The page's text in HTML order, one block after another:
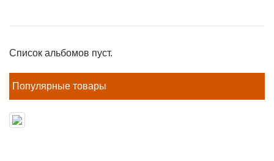
Список альбомов пуст.
Популярные товары